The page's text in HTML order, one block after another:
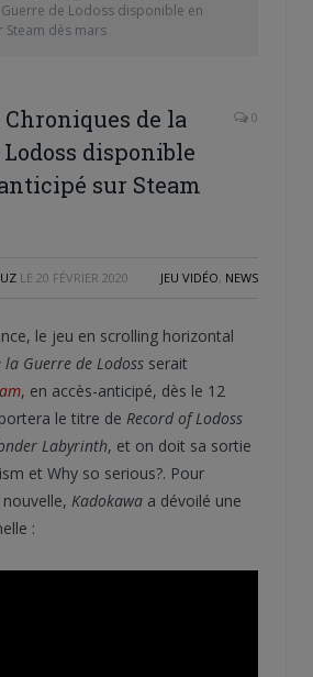
de Lodoss disponible en
Steam dès mars
Chroniques de la
Lodoss disponible
sur Steam
0
LE 20 FÉVRIER 2020 JEU VIDÉO, NEWS
le jeu en scrolling horizontal
la Guerre de Lodoss serait
, en accès-anticipé, dès le 12
le titre de Record of Lodoss
Labyrinth, et on doit sa sortie
et Why so serious?. Pour
Kadokawa a dévoilé une
: